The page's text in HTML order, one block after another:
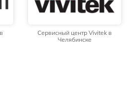
Сервисный центр Vivitek в
Челябинске